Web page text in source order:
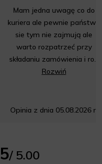
Mam jedna uwagę co do
kuriera ale pewnie państwo
sie tym nie zajmują ale
warto rozpatrzeć przy
składaniu zamówienia i ro...
Rozwiń
Opinia z dnia 05.08.2026 r.
/ 5.00